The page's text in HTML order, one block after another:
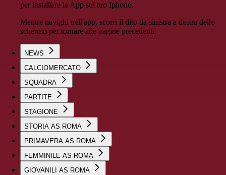
per installare la App sul tuo Iphone.
Mentre navighi nell'app, scorri il dito da sinistra a destra dello
schermo per tornare alle pagine precedenti
NEWS
CALCIOMERCATO
SQUADRA
PARTITE
STAGIONE
STORIA AS ROMA
PRIMAVERA AS ROMA
FEMMINILE AS ROMA
GIOVANILI AS ROMA